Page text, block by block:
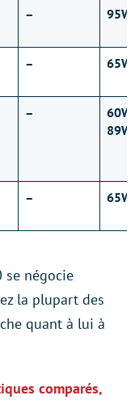
– 95W
– 65W
–
89W
– 65W
se négocie
la plupart des
quant à lui à
comparés,